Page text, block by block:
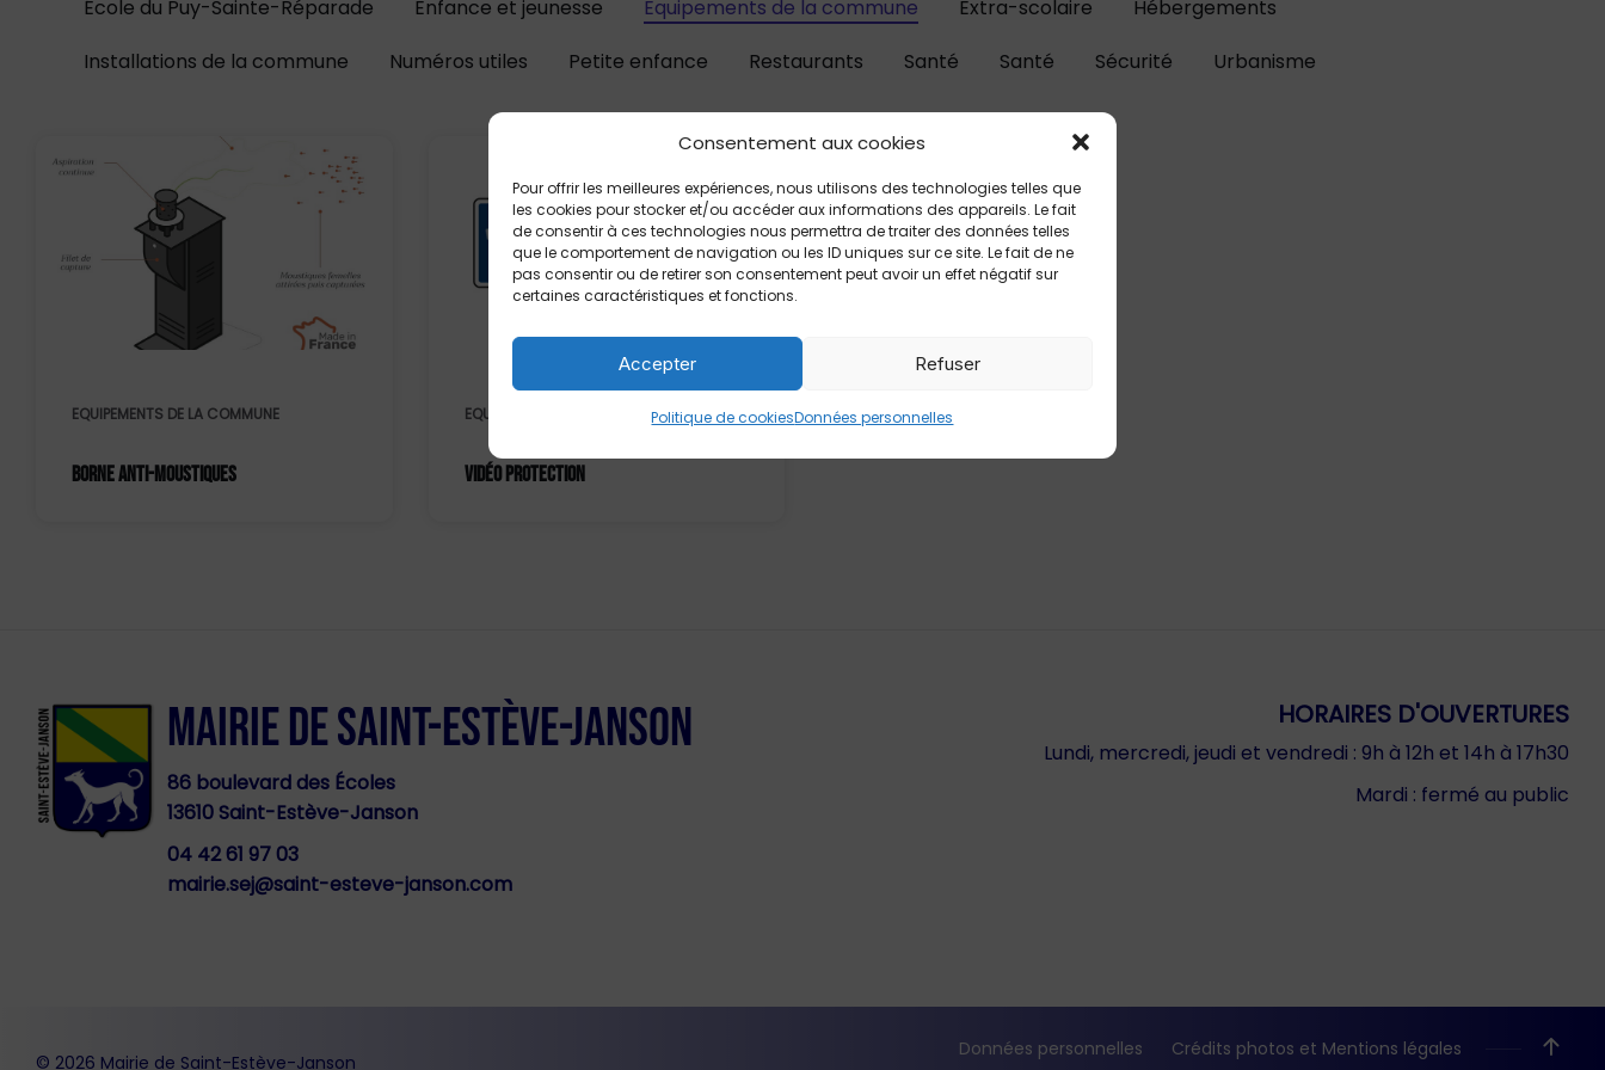
Consentement aux cookies
Pour offrir les meilleures expériences, nous utilisons des technologies telles que
les cookies pour stocker et/ou accéder aux informations des appareils. Le fait
de consentir à ces technologies nous permettra de traiter des données telles
que le comportement de navigation ou les ID uniques sur ce site. Le fait de ne
pas consentir ou de retirer son consentement peut avoir un effet négatif sur
certaines caractéristiques et fonctions.
Accepter Refuser
Politique de cookiesDonnées personnelles
École du Puy-Sainte-Réparade
Enfance et jeunesse Equipements de la commune Extra-scolaire
Hébergements
Installations de la commune
Numéros utiles Petite enfance Restaurants Santé Santé Sécurité Urbanisme
EQUIPEMENTS DE LA COMMUNE
BORNE ANTI-MOUSTIQUES
EQUIPEMENTS DE LA COMMUNE
VIDÉO PROTECTION
MAIRIE DE SAINT-ESTÈVE-JANSON
86 boulevard des Écoles
13610 Saint-Estève-Janson
04 42 61 97 03
mairie.sej@saint-esteve-janson.com
HORAIRES D'OUVERTURES
Lundi, mercredi, jeudi et vendredi : 9h à 12h et 14h à 17h30
Mardi : fermé au public
Données personnelles Crédits photos et Mentions légales
© 2026 Mairie de Saint-Estève-Janson